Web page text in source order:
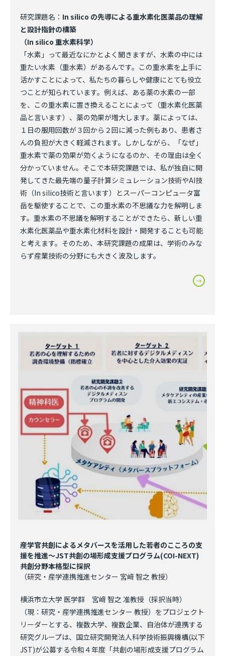
研究課題名： In silico の先導による重水素化医薬品の理解
と設計指針の構築
（In silico 重水素科学）
「水素」って最近なにかとよく聞きますが、水素の中には
重たい水素（重水素）があるんです。この重水素を上手に
活かすことによって、私たちの暮らしや健康にとても役立
つことが知られています。例えば、ある薬の水素の一部
を、この重水素に置き換えることによって（重水素化医薬
品と言います）、薬の効果が増大します。薬によっては、
１日の服用回数が３回から２回に減った例もあり、患者さ
んの負担が大きく軽減されます。しかしながら、「なぜ」
重水素で薬の効果が効くようになるのか、その理由は全く
分かっていません。そこで本研究課題では、私が独自に開
発してきた最先端の量子計算シミュレーション技術やAI技
術（In silico技術と言います）とスーパーコンピュータ富
岳を駆使することで、この重水素の不思議な力を解明しま
す。重水素の不思議を解明することができたら、新しい重
水素化医薬品や重水素化材料を設計・開発することも可能
と考えます。そのため、本研究課題の成果は、学術のみな
らず産業技術の分野にも大きく波及します。
産学官共創によるメタバースを活用した若者のこころの支
援を推進～JST共創の場形成支援プログラム(COI-NEXT)
共創分野本格型に採択
（研究・産学連携推進センター 宮﨑 智之 教授）
横浜市立大学 医学群 宮﨑 智之 准教授（採択当時）
（現：研究・産学連携推進センター 教授）をプロジェクト
リーダーとする、複数大学、複数企業、自治体が連携する
研究グループは、国立研究開発法人科学技術振興機構(以下
JST)が公募する令和４年度「共創の場形成支援プログラム